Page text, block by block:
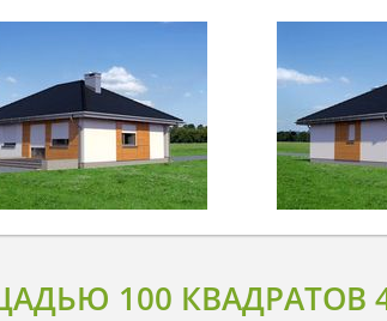
100 КВАДРАТОВ